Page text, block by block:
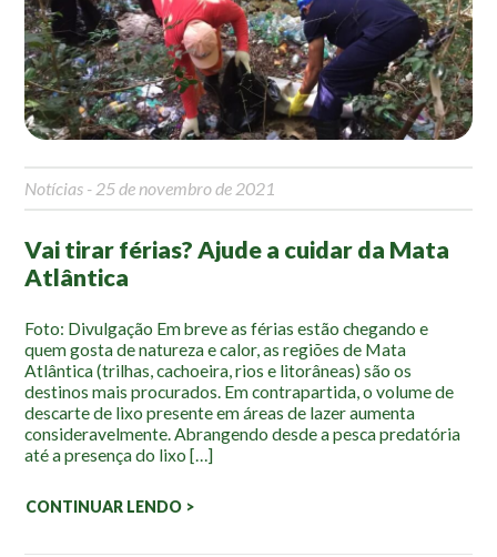
Blog
Newsletter
Notícias
Na mídia
Contato
Como chegar
Assessoria de Imprensa
Localização
Notícias - 25 de novembro de 2021
Vai tirar férias? Ajude a cuidar da Mata
Atlântica
Foto: Divulgação Em breve as férias estão chegando e
quem gosta de natureza e calor, as regiões de Mata
Atlântica (trilhas, cachoeira, rios e litorâneas) são os
destinos mais procurados. Em contrapartida, o volume de
descarte de lixo presente em áreas de lazer aumenta
consideravelmente. Abrangendo desde a pesca predatória
até a presença do lixo […]
CONTINUAR LENDO >